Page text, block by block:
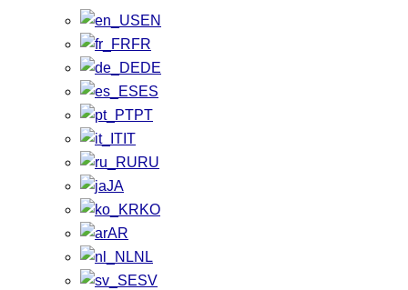
EN
FR
DE
ES
PT
IT
RU
JA
KO
AR
NL
SV